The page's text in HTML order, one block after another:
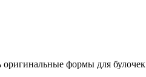
оригинальные формы для булочек